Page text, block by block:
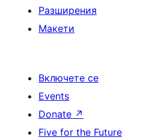
Разширения
Макети
Включете се
Events
Donate ↗
Five for the Future